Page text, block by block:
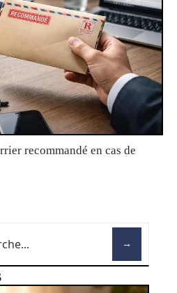
recommandé en cas de